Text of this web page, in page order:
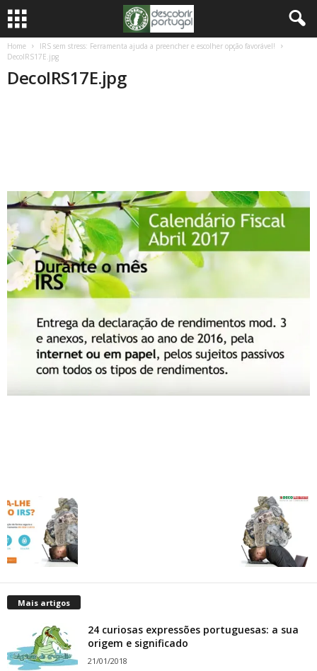
Home
IRS sem stress: Ferramenta ajuda a preencher e escolher opção favorável!
DecoIRS17E.jpg
DecoIRS17E.jpg
Mais artigos
24 curiosas expressões portuguesas: a sua
origem e significado
21/01/2018